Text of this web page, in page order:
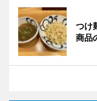
つけ
商品